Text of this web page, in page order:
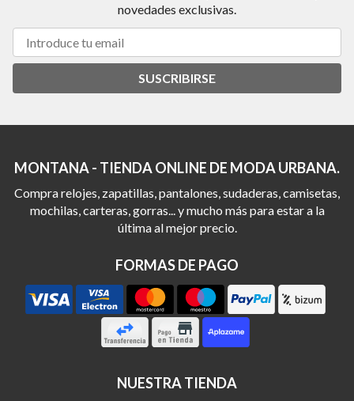
novedades exclusivas.
SUSCRIBIRSE
MONTANA - TIENDA ONLINE DE MODA URBANA.
Compra relojes, zapatillas, pantalones, sudaderas, camisetas,
mochilas, carteras, gorras... y mucho más para estar a la
última al mejor precio.
FORMAS DE PAGO
NUESTRA TIENDA